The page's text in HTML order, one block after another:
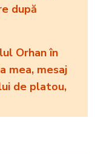
după
Orhan în
mea, mesaj
de platou,